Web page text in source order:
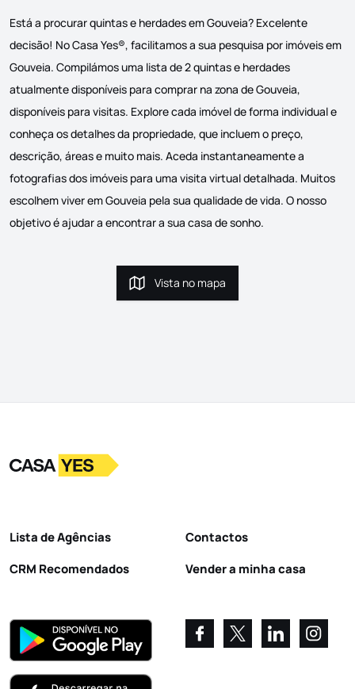
Está a procurar quintas e herdades em Gouveia? Excelente
decisão! No Casa Yes®, facilitamos a sua pesquisa por imóveis em
Gouveia. Compilámos uma lista de 2 quintas e herdades
atualmente disponíveis para comprar na zona de Gouveia,
disponíveis para visitas. Explore cada imóvel de forma individual e
conheça os detalhes da propriedade, que incluem o preço,
descrição, áreas e muito mais. Aceda instantaneamente a
fotografias dos imóveis para uma visita virtual detalhada. Muitos
escolhem viver em Gouveia pela sua qualidade de vida. O nosso
objetivo é ajudar a encontrar a sua casa de sonho.
Vista no mapa
Vista no mapa
LogoIr para a homepage
Lista de Agências
CRM Recomendados
Contactos
Vender a minha casa